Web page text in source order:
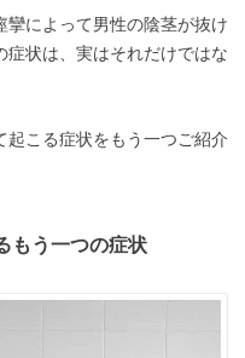
攣によって男性の陰茎が抜け
症状は、実はそれだけではな
起こる症状をもう一つご紹介
もう一つの症状